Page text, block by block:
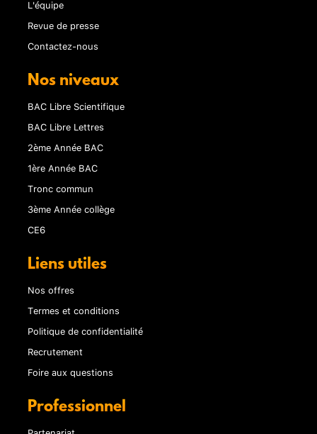
L'équipe
Revue de presse
Contactez-nous
Nos niveaux
BAC Libre Scientifique
BAC Libre Lettres
2ème Année BAC
1ère Année BAC
Tronc commun
3ème Année collège
CE6
Liens utiles
Nos offres
Termes et conditions
Politique de confidentialité
Recrutement
Foire aux questions
Professionnel